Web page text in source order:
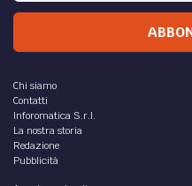
Fra Giuseppe Maria
RELIGIONE /
Riflessioni sulla natura
Madonna.
diFra Giuseppe Maria Filippini